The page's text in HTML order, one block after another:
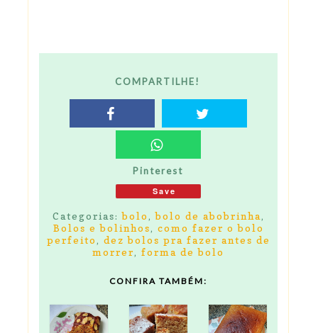
COMPARTILHE!
Pinterest
Save
Categorias:bolo ,bolo de abobrinha,
Bolos e bolinhos, como fazer o bolo
perfeito , dez bolos pra fazer antes de
morrer, forma de bolo
CONFIRA TAMBÉM: